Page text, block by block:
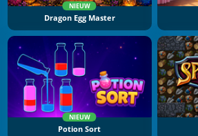
NIEUW
Dragon Egg Master
NIEUW
Potion Sort